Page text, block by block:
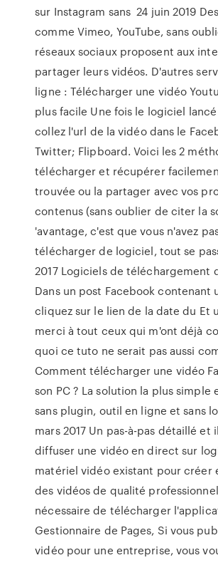
sur Instagram sans 24 juin 2019
comme Vimeo, YouTube, sans
réseaux sociaux proposent aux
partager leurs vidéos. D'autres
ligne : Télécharger une vidéo
plus facile Une fois le logiciel
collez l'url de la vidéo dans le
Twitter; Flipboard. Voici les 2
télécharger et récupérer
trouvée ou la partager avec vos
contenus (sans oublier de citer la
'avantage, c'est que vous n'avez
télécharger de logiciel, tout se
2017 Logiciels de téléchargement
Dans un post Facebook contenant
cliquez sur le lien de la date du Et
merci à tout ceux qui m'ont déjà
quoi ce tuto ne serait pas aussi
Comment télécharger une vidéo
son PC ? La solution la plus simple
sans plugin, outil en ligne et sans
mars 2017 Un pas-à-pas détaillé et
diffuser une vidéo en direct sur
matériel vidéo existant pour créer
des vidéos de qualité
nécessaire de télécharger
Gestionnaire de Pages, Si vous
vidéo pour une entreprise, vous